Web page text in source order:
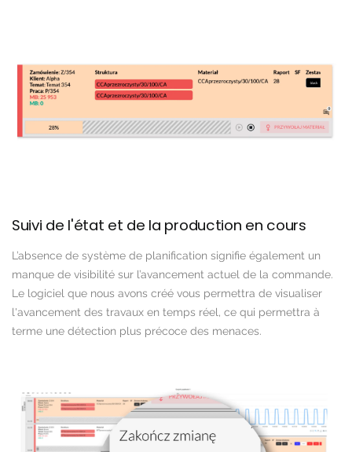
Suivi de l'état et de la production en cours
L’absence de système de planification signifie également un
manque de visibilité sur l’avancement actuel de la commande.
Le logiciel que nous avons créé vous permettra de visualiser
l'avancement des travaux en temps réel, ce qui permettra à
terme une détection plus précoce des menaces.